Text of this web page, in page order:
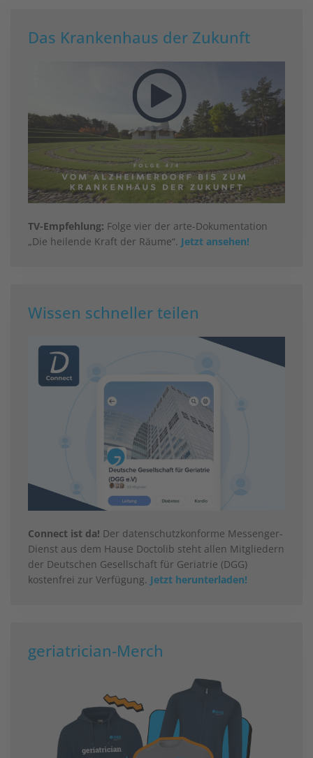
Das Krankenhaus der Zukunft
TV-Empfehlung: Folge vier der arte-Dokumentation
„Die heilende Kraft der Räume“. Jetzt ansehen!
Wissen schneller teilen
Connect ist da! Der datenschutzkonforme Messenger-
Dienst aus dem Hause Doctolib steht allen Mitgliedern
der Deutschen Gesellschaft für Geriatrie (DGG)
kostenfrei zur Verfügung. Jetzt herunterladen!
geriatrician-Merch